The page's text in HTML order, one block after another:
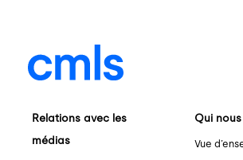
Relations avec les
médias
Qui
Vue